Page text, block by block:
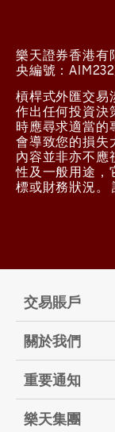
樂天證券香港有
央編號：
槓桿式外匯交易
作出任何投資決
時應尋求適當的
會導致您的損失
內容並非亦不應
性及一般用途，
標或財務狀況。
交易賬戶
關於我們
重要通知
樂天集團